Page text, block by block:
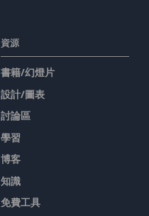
資源
書籍/幻燈片
設計/圖表
討論區
學習
博客
知識
免費工具